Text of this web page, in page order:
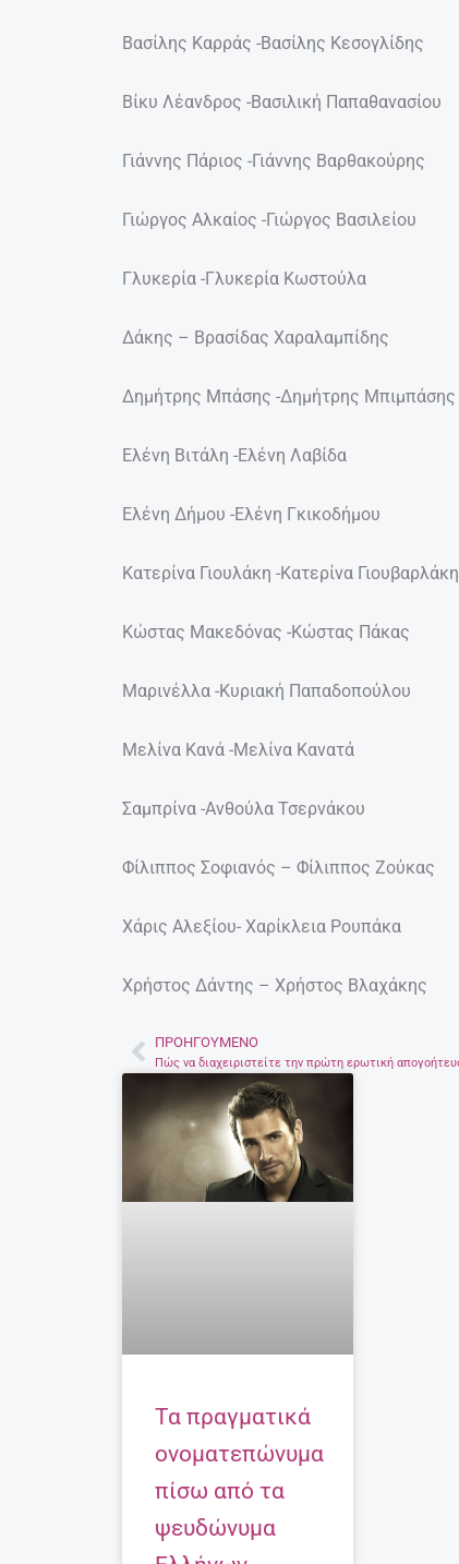
Βασίλης Καρράς -Βασίλης Κεσογλίδης
Βίκυ Λέανδρος -Βασιλική Παπαθανασίου
Γιάννης Πάριος -Γιάννης Βαρθακούρης
Γιώργος Αλκαίος -Γιώργος Βασιλείου
Γλυκερία -Γλυκερία Κωστούλα
Δάκης – Βρασίδας Χαραλαμπίδης
Δημήτρης Μπάσης -Δημήτρης Μπιμπάσης
Ελένη Βιτάλη -Ελένη Λαβίδα
Ελένη Δήμου -Ελένη Γκικοδήμου
Κατερίνα Γιουλάκη -Κατερίνα Γιουβαρλάκη
Κώστας Μακεδόνας -Κώστας Πάκας
Μαρινέλλα -Κυριακή Παπαδοπούλου
Μελίνα Κανά -Μελίνα Κανατά
Σαμπρίνα -Ανθούλα Τσερνάκου
Φίλιππος Σοφιανός – Φίλιππος Ζούκας
Χάρις Αλεξίου- Χαρίκλεια Ρουπάκα
Χρήστος Δάντης – Χρήστος Βλαχάκης
Prev
ΠΡΟΗΓΟΎΜΕΝΟ
Τα πραγματικά
ονοματεπώνυμα
πίσω από τα
ψευδώνυμα